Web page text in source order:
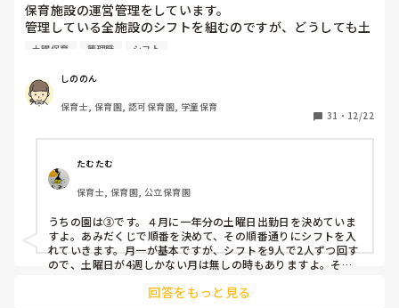
保育施設の運営管理をしています。
管理している全施設のシフトを組むのですが、どうしても土
曜保育だけは入れる方が少なく、いつも苦労しています。
て入職しているはずですが、いざ勤務が始まると一日も土曜
出勤が出来ない方ばかりです。
①土曜日の希望休は2日まで、と制限をかける
②毎月、必ず土曜保育に入ることのできる日を1日だけピッ
クアップしてもらう
③仮シフトが出た時、土曜出勤が難しければ自身で代わりの
人を交渉して見つけてもらう
上記のいずれかの対策を取り入れることを考えています。
土曜保育 管理職 シフト
しののん
保育士, 保育園, 認可保育園, 学童保育
31 ・ 12/22
たむたむ
保育士, 保育園, 公立保育園
うちの園は③です。４月に一年分の土曜日出勤日を決めていま
すよ。あみだくじで順番を決めて、その順番通りにシフトを入
れていきます。月一が基本ですが、シフトを9人で2人ずつ回す
ので、土曜日が4週しかない月は無しの時もありますよ。その
て貰い、主任に報告してます。
回答をもっと見る